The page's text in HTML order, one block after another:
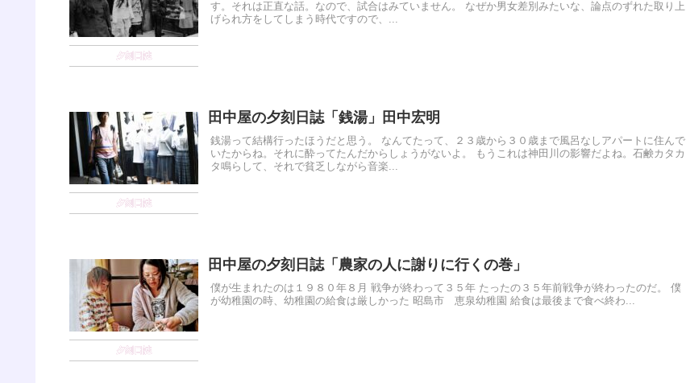
夕刻日誌
す。それは正直な話。なので、試合はみていません。 なぜか男女差別みたいな、論点のずれた取り上
げられ方をしてしまう時代ですので、...
夕刻日誌
田中屋の夕刻日誌「銭湯」田中宏明
銭湯って結構行ったほうだと思う。 なんてたって、２３歳から３０歳まで風呂なしアパートに住んで
いたからね。それに酔ってたんだからしょうがないよ。 もうこれは神田川の影響だよね。石鹸カタカ
タ鳴らして、それで貧乏しながら音楽...
夕刻日誌
田中屋の夕刻日誌「農家の人に謝りに行くの巻」
僕が生まれたのは１９８０年８月 戦争が終わって３５年 たったの３５年前戦争が終わったのだ。 僕
が幼稚園の時、幼稚園の給食は厳しかった 昭島市 恵泉幼稚園 給食は最後まで食べ終わ...